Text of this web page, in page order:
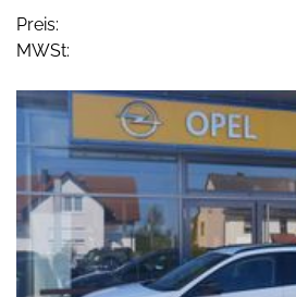
Preis:
MWSt: